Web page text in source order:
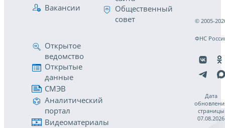
Вакансии
Общественный
совет
Открытое
ведомство
Открытые
данные
СМЭВ
Аналитический
портал
Видеоматериалы
© 2005-
ФНС
Дата
страницы
07.08.2026